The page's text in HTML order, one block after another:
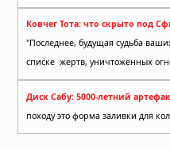
Ковчег Тота: что скрыто под
"Последнее, будущая судьба
списке жертв, уничтоженных
Диск Сабу: 5000-летний
походу это форма заливки для